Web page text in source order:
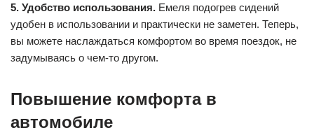
5. Удобство использования. Емеля подогрев сидений
удобен в использовании и практически не заметен. Теперь,
вы можете наслаждаться комфортом во время поездок, не
задумываясь о чем-то другом.
Повышение комфорта в
автомобиле